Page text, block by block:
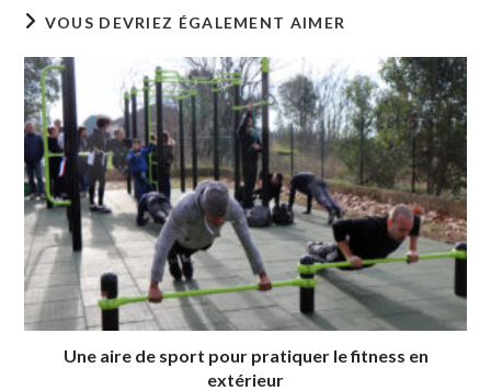
VOUS DEVRIEZ ÉGALEMENT AIMER
Une aire de sport pour pratiquer le fitness en
extérieur